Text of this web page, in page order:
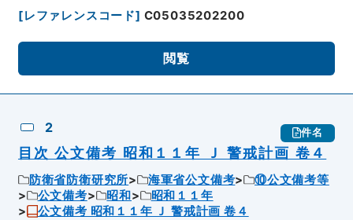
[レファレンスコード] C05035202200
閲覧
2 件名
目次 公文備考 昭和１１年 Ｊ 警戒計画 卷４
防衛省防衛研究所 海軍省公文備考
⑩公文備考等
公文備考
昭和
昭和１１年
公文備考 昭和１１年 Ｊ 警戒計画 卷４